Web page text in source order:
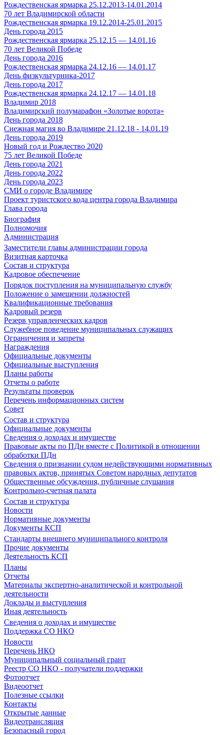
Рождественская ярмарка 25.12.2013-14.01.2014
70 лет Владимирской области
Рождественская ярмарка 19.12.2014-25.01.2015
День города 2015
Рождественская ярмарка 25.12.15 — 14.01.16
70 лет Великой Победе
День города 2016
Рождественская ярмарка 24.12.16 — 14.01.17
День физкультурника-2017
День города 2017
Рождественская ярмарка 24.12.17 — 14.01.18
Владимир 2018
Владимирский полумарафон «Золотые ворота»
День города 2018
Снежная магия во Владимире 21.12.18 - 14.01.19
День города 2019
Новый год и Рождество 2020
75 лет Великой Победе
День города 2021
День города 2022
День города 2023
СМИ о городе Владимире
Проект туристского кода центра города Владимира
Глава города
Биография
Полномочия
Администрация
Заместители главы администрации города
Визитная карточка
Состав и структура
Кадровое обеспечение
Порядок поступления на муниципальную службу
Положение о замещении должностей
Квалификационные требования
Кадровый резерв
Резерв управленческих кадров
Служебное поведение муниципальных служащих
Ограничения и запреты
Награждения
Официальные документы
Официальные выступления
Планы работы
Отчеты о работе
Результаты проверок
Перечень информационных систем
Совет
Состав и структура
Официальные документы
Сведения о доходах и имуществе
Правовые акты по ПДн вместе с Политикой в отношении
обработки ПДн
Сведения о признании судом недействующими нормативных
правовых актов, принятых Советом народных депутатов
Общественные обсуждения, публичные слушания
Контрольно-счетная палата
Состав и структура
Новости
Нормативные документы
Документы КСП
Стандарты внешнего муниципального контроля
Прочие документы
Деятельность КСП
Планы
Отчеты
Материалы экспертно-аналитической и контрольной
деятельности
Доклады и выступления
Иная деятельность
Сведения о доходах и имуществе
Поддержка СО НКО
Новости
Перечень НКО
Муниципальный социальный грант
Реестр СО НКО - получатели поддержки
Фотоотчет
Видеоотчет
Полезные ссылки
Контакты
Открытые данные
Видеотрансляция
Безопасный город